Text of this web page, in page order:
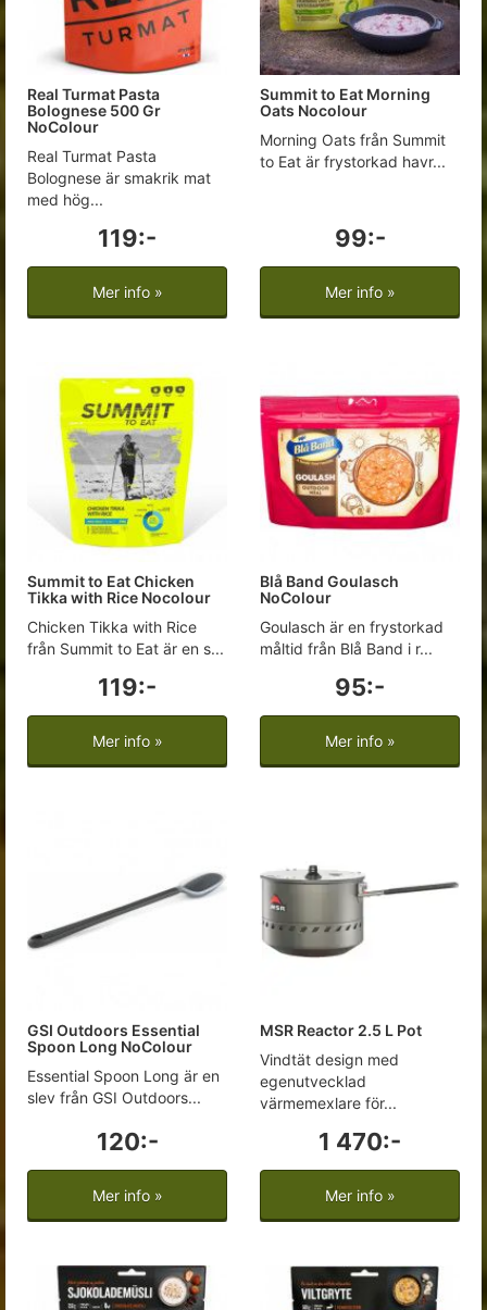
Real Turmat Pasta
Bolognese 500 Gr
NoColour
Real Turmat Pasta
Bolognese är smakrik mat
med hög...
119:-
Mer info »
Summit to Eat Morning
Oats Nocolour
Morning Oats från Summit
to Eat är frystorkad havr...
99:-
Mer info »
Summit to Eat Chicken
Tikka with Rice Nocolour
Chicken Tikka with Rice
från Summit to Eat är en s...
119:-
Mer info »
Blå Band Goulasch
NoColour
Goulasch är en frystorkad
måltid från Blå Band i r...
95:-
Mer info »
GSI Outdoors Essential
Spoon Long NoColour
Essential Spoon Long är en
slev från GSI Outdoors...
120:-
Mer info »
MSR Reactor 2.5 L Pot
Vindtät design med
egenutvecklad
värmemexlare för...
1 470:-
Mer info »